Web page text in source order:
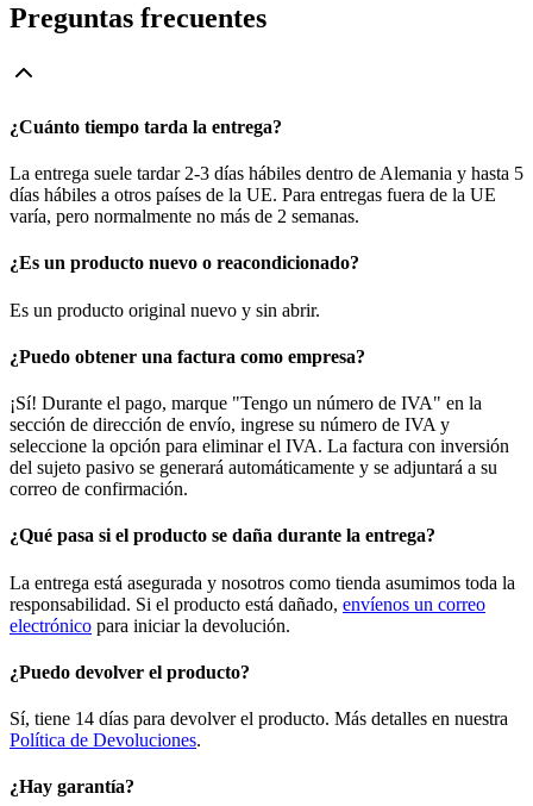
Preguntas frecuentes
¿Cuánto tiempo tarda la entrega?
La entrega suele tardar 2-3 días hábiles dentro de Alemania y hasta 5
días hábiles a otros países de la UE. Para entregas fuera de la UE
varía, pero normalmente no más de 2 semanas.
¿Es un producto nuevo o reacondicionado?
Es un producto original nuevo y sin abrir.
¿Puedo obtener una factura como empresa?
¡Sí! Durante el pago, marque "Tengo un número de IVA" en la
sección de dirección de envío, ingrese su número de IVA y
seleccione la opción para eliminar el IVA. La factura con inversión
del sujeto pasivo se generará automáticamente y se adjuntará a su
correo de confirmación.
¿Qué pasa si el producto se daña durante la entrega?
La entrega está asegurada y nosotros como tienda asumimos toda la
responsabilidad. Si el producto está dañado, envíenos un correo
electrónico para iniciar la devolución.
¿Puedo devolver el producto?
Sí, tiene 14 días para devolver el producto. Más detalles en nuestra
Política de Devoluciones.
¿Hay garantía?